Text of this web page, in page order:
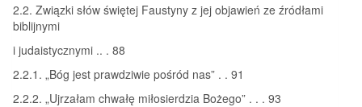
2.2. Związki słów świętej Faustyny z jej objawień ze źródłami
biblijnymi
i judaistycznymi .. . 88
2.2.1. „Bóg jest prawdziwie pośród nas” . . 91
2.2.2. „Ujrzałam chwałę miłosierdzia Bożego” . . . 93